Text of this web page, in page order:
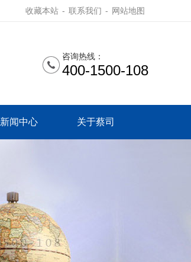
收藏本站 - 联系我们 - 网站地图
咨询热线：
400-1500-108
新闻中心 关于蔡司